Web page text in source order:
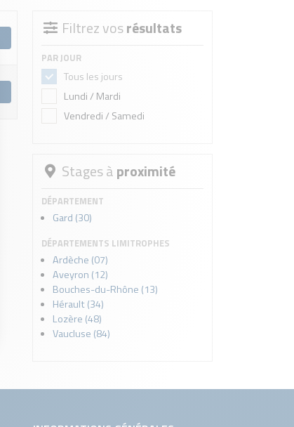
Filtrez vosrésultats
PAR JOUR
Tous les jours
Lundi / Mardi
Vendredi / Samedi
Stages àproximité
DÉPARTEMENT
Gard (30)
DÉPARTEMENTS LIMITROPHES
Ardèche (07)
Aveyron (12)
Bouches-du-Rhône (13)
Hérault (34)
Lozère (48)
Vaucluse (84)